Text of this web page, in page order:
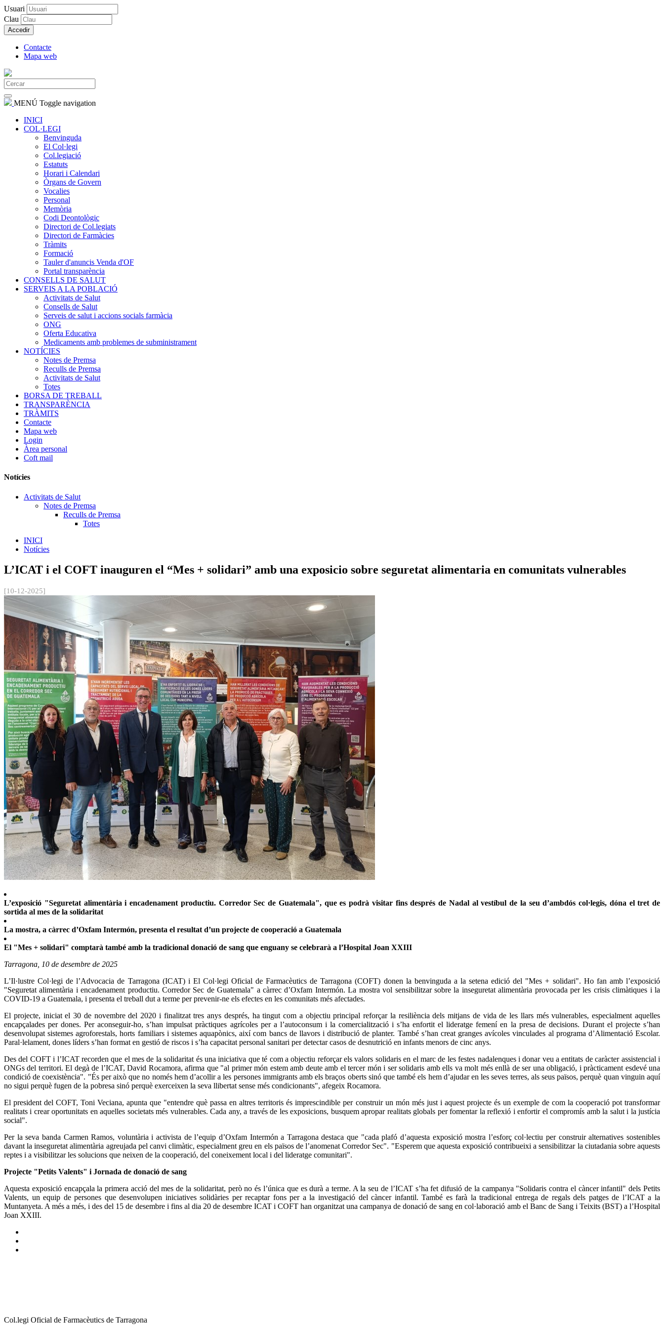
Usuari
Clau
Accedir
Contacte
Mapa web
MENÚ Toggle navigation
INICI
COL·LEGI
Benvinguda
El Col·legi
Col.legiació
Estatuts
Horari i Calendari
Òrgans de Govern
Vocalies
Personal
Memòria
Codi Deontològic
Directori de Col.legiats
Directori de Farmàcies
Tràmits
Formació
Tauler d'anuncis Venda d'OF
Portal transparència
CONSELLS DE SALUT
SERVEIS A LA POBLACIÓ
Activitats de Salut
Consells de Salut
Serveis de salut i accions socials farmàcia
ONG
Oferta Educativa
Medicaments amb problemes de subministrament
NOTÍCIES
Notes de Premsa
Reculls de Premsa
Activitats de Salut
Totes
BORSA DE TREBALL
TRANSPARÈNCIA
TRÀMITS
Contacte
Mapa web
Login
Àrea personal
Coft mail
Notícies
Activitats de Salut
Notes de Premsa
Reculls de Premsa
Totes
INICI
Notícies
L’ICAT i el COFT inauguren el “Mes + solidari” amb una exposicio sobre seguretat alimentaria en comunitats vulnerables
[10-12-2025]
L’exposició "Seguretat alimentària i encadenament productiu. Corredor Sec de Guatemala", que es podrà visitar fins després de Nadal al vestíbul de la seu d’ambdós col·legis, dóna el tret de
sortida al mes de la solidaritat
La mostra, a càrrec d’Oxfam Intermón, presenta el resultat d’un projecte de cooperació a Guatemala
El "Mes + solidari" comptarà també amb la tradicional donació de sang que enguany se celebrarà a l’Hospital Joan XXIII
Tarragona, 10 de desembre de 2025
L’Il·lustre Col·legi de l’Advocacia de Tarragona (ICAT) i El Col·legi Oficial de Farmacèutics de Tarragona (COFT) donen la benvinguda a la setena edició del "Mes + solidari". Ho fan amb l’exposició
"Seguretat alimentària i encadenament productiu. Corredor Sec de Guatemala" a càrrec d’Oxfam Intermón. La mostra vol sensibilitzar sobre la inseguretat alimentària provocada per les crisis climàtiques i la
COVID-19 a Guatemala, i presenta el treball dut a terme per prevenir-ne els efectes en les comunitats més afectades.
El projecte, iniciat el 30 de novembre del 2020 i finalitzat tres anys després, ha tingut com a objectiu principal reforçar la resiliència dels mitjans de vida de les llars més vulnerables, especialment aquelles
encapçalades per dones. Per aconseguir-ho, s’han impulsat pràctiques agrícoles per a l’autoconsum i la comercialització i s’ha enfortit el lideratge femení en la presa de decisions. Durant el projecte s’han
desenvolupat sistemes agroforestals, horts familiars i sistemes aquapònics, així com bancs de llavors i distribució de planter. També s’han creat granges avícoles vinculades al programa d’Alimentació Escolar.
Paral·lelament, dones líders s’han format en gestió de riscos i s’ha capacitat personal sanitari per detectar casos de desnutrició en infants menors de cinc anys.
Des del COFT i l’ICAT recorden que el mes de la solidaritat és una iniciativa que té com a objectiu reforçar els valors solidaris en el marc de les festes nadalenques i donar veu a entitats de caràcter assistencial i
ONGs del territori. El degà de l’ICAT, David Rocamora, afirma que "al primer món estem amb deute amb el tercer món i ser solidaris amb ells va molt més enllà de ser una obligació, i pràcticament esdevé una
condició de coexistència". "És per això que no només hem d’acollir a les persones immigrants amb els braços oberts sinó que també els hem d’ajudar en les seves terres, als seus països, perquè quan vinguin aquí
no sigui perquè fugen de la pobresa sinó perquè exerceixen la seva llibertat sense més condicionants", afegeix Rocamora.
El president del COFT, Toni Veciana, apunta que "entendre què passa en altres territoris és imprescindible per construir un món més just i aquest projecte és un exemple de com la cooperació pot transformar
realitats i crear oportunitats en aquelles societats més vulnerables. Cada any, a través de les exposicions, busquem apropar realitats globals per fomentar la reflexió i enfortir el compromís amb la salut i la justícia
social".
Per la seva banda Carmen Ramos, voluntària i activista de l’equip d’Oxfam Intermón a Tarragona destaca que "cada plafó d’aquesta exposició mostra l’esforç col·lectiu per construir alternatives sostenibles
davant la inseguretat alimentària agreujada pel canvi climàtic, especialment greu en els països de l’anomenat Corredor Sec". "Esperem que aquesta exposició contribueixi a sensibilitzar la ciutadania sobre aquests
reptes i a visibilitzar les solucions que neixen de la cooperació, del coneixement local i del lideratge comunitari".
Projecte "Petits Valents" i Jornada de donació de sang
Aquesta exposició encapçala la primera acció del mes de la solidaritat, però no és l’única que es durà a terme. A la seu de l’ICAT s’ha fet difusió de la campanya "Solidaris contra el càncer infantil" dels Petits
Valents, un equip de persones que desenvolupen iniciatives solidàries per recaptar fons per a la investigació del càncer infantil. També es farà la tradicional entrega de regals dels patges de l’ICAT a la
Muntanyeta. A més a més, i des del 15 de desembre i fins al dia 20 de desembre ICAT i COFT han organitzat una campanya de donació de sang en col·laboració amb el Banc de Sang i Teixits (BST) a l’Hospital
Joan XXIII.
Col.legi Oficial de Farmacèutics de Tarragona